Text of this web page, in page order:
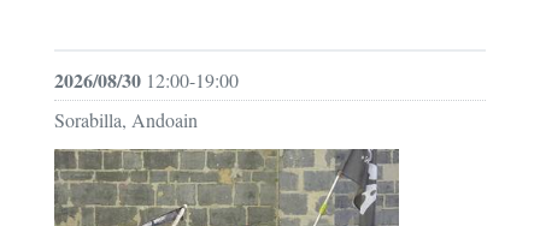
2026/08/30 12:00-19:00
Sorabilla, Andoain